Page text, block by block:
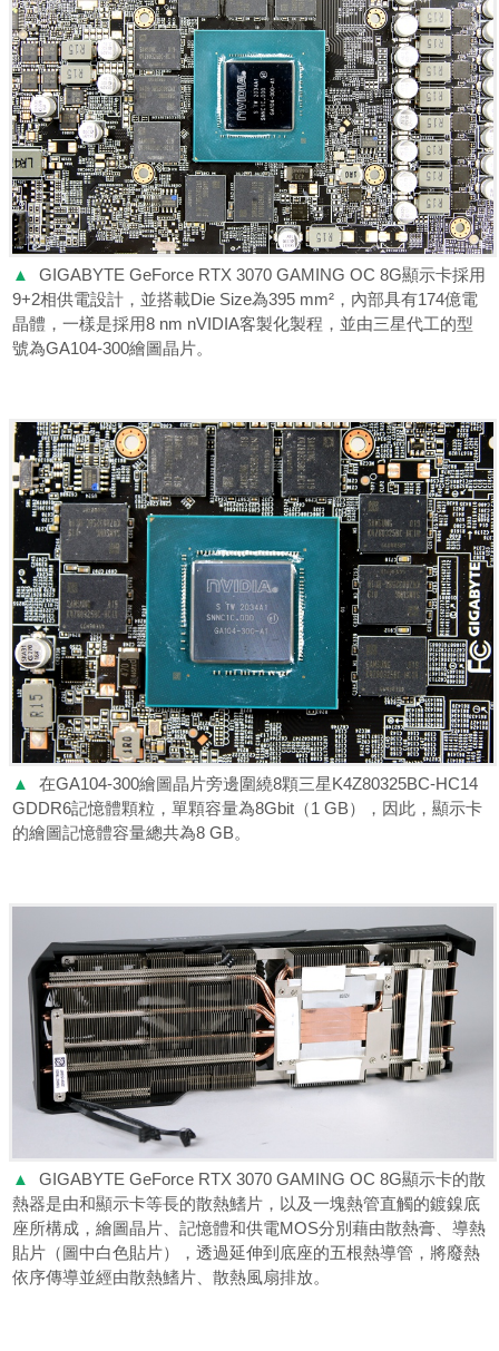
▲
GIGABYTE GeForce RTX 3070 GAMING OC 8G顯示卡採用
9+2相供電設計，並搭載Die Size為395 mm²，內部具有174億電
晶體，一樣是採用8 nm nVIDIA客製化製程，並由三星代工的型
號為GA104-300繪圖晶片。
▲
在GA104-300繪圖晶片旁邊圍繞8顆三星K4Z80325BC-HC14
GDDR6記憶體顆粒，單顆容量為8Gbit（1 GB），因此，顯示卡
的繪圖記憶體容量總共為8 GB。
▲
GIGABYTE GeForce RTX 3070 GAMING OC 8G顯示卡的散
熱器是由和顯示卡等長的散熱鰭片，以及一塊熱管直觸的鍍鎳底
座所構成，繪圖晶片、記憶體和供電MOS分別藉由散熱膏、導熱
貼片（圖中白色貼片），透過延伸到底座的五根熱導管，將廢熱
依序傳導並經由散熱鰭片、散熱風扇排放。